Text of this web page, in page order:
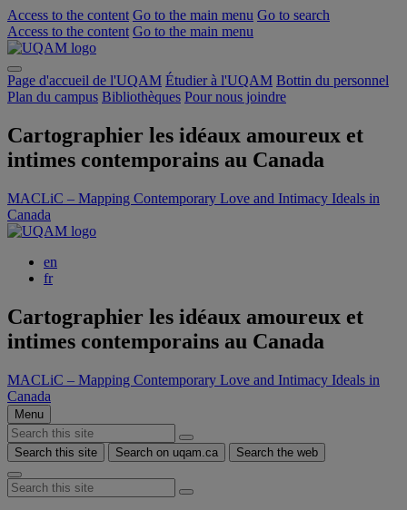
Access to the content Go to the main menu Go to search
Access to the content Go to the main menu
Page d'accueil de l'UQAM Étudier à l'UQAM Bottin du personnel
Plan du campus Bibliothèques Pour nous joindre
Cartographier les idéaux amoureux et
intimes contemporains au Canada
MACLiC – Mapping Contemporary Love and Intimacy Ideals in
Canada
en
fr
Cartographier les idéaux amoureux et
intimes contemporains au Canada
MACLiC – Mapping Contemporary Love and Intimacy Ideals in
Canada
Menu
Search this site Search on uqam.ca Search the web